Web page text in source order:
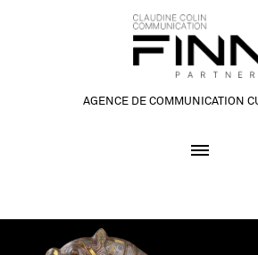
AGENCE DE COMMUNICATION